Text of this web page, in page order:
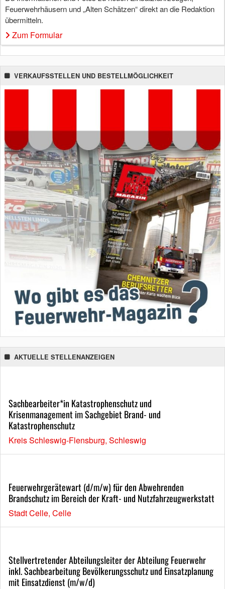
Feuerwehrhäusern und „Alten Schätzen“ direkt an die Redaktion
übermitteln.
Zum Formular
VERKAUFSSTELLEN UND BESTELLMÖGLICHKEIT
AKTUELLE STELLENANZEIGEN
Sachbearbeiter*in Katastrophenschutz und
Krisenmanagement im Sachgebiet Brand- und
Katastrophenschutz
Kreis Schleswig-Flensburg, Schleswig
Feuerwehrgerätewart (d/m/w) für den Abwehrenden
Brandschutz im Bereich der Kraft- und Nutzfahrzeugwerkstatt
Stadt Celle, Celle
Stellvertretender Abteilungsleiter der Abteilung Feuerwehr
inkl. Sachbearbeitung Bevölkerungsschutz und Einsatzplanung
mit Einsatzdienst (m/w/d)